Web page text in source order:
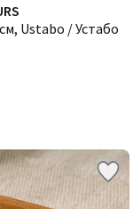
Ustabo / Устабо